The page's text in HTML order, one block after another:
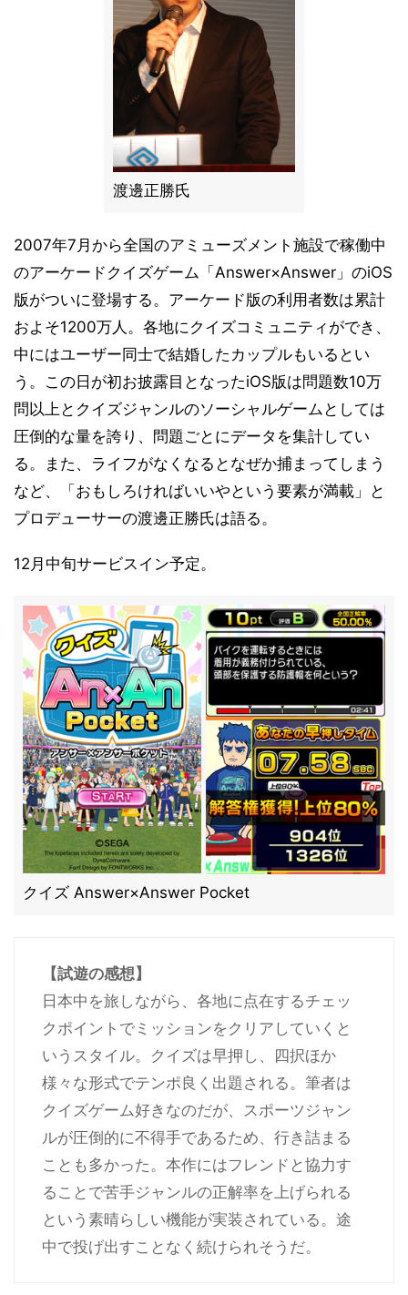
渡邊正勝氏
2007年7月から全国のアミューズメント施設で稼働中
のアーケードクイズゲーム「Answer×Answer」のiOS
版がついに登場する。アーケード版の利用者数は累計
およそ1200万人。各地にクイズコミュニティができ、
中にはユーザー同士で結婚したカップルもいるとい
う。この日が初お披露目となったiOS版は問題数10万
問以上とクイズジャンルのソーシャルゲームとしては
圧倒的な量を誇り、問題ごとにデータを集計してい
る。また、ライフがなくなるとなぜか捕まってしまう
など、「おもしろければいいやという要素が満載」と
プロデューサーの渡邊正勝氏は語る。
12月中旬サービスイン予定。
クイズ Answer×Answer Pocket
【試遊の感想】
日本中を旅しながら、各地に点在するチェッ
クポイントでミッションをクリアしていくと
いうスタイル。クイズは早押し、四択ほか
様々な形式でテンポ良く出題される。筆者は
クイズゲーム好きなのだが、スポーツジャン
ルが圧倒的に不得手であるため、行き詰まる
ことも多かった。本作にはフレンドと協力す
ることで苦手ジャンルの正解率を上げられる
という素晴らしい機能が実装されている。途
中で投げ出すことなく続けられそうだ。